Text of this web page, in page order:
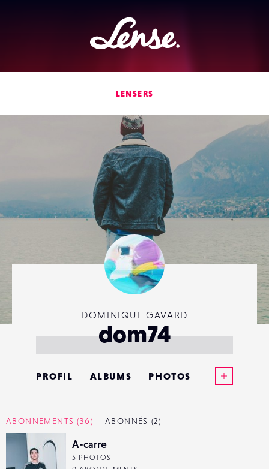
Lense
LENSERS
DOMINIQUE GAVARD
dom74
PROFIL ALBUMS PHOTOS
ABONNEMENTS (36) ABONNÉS (2)
A-carre
5 PHOTOS